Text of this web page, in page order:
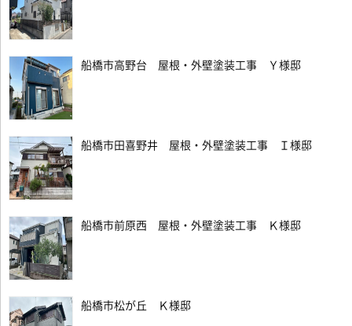
船橋市高野台 屋根・外壁塗装工事 Ｙ様邸
船橋市田喜野井 屋根・外壁塗装工事 Ｉ様邸
船橋市前原西 屋根・外壁塗装工事 Ｋ様邸
船橋市松が丘 Ｋ様邸